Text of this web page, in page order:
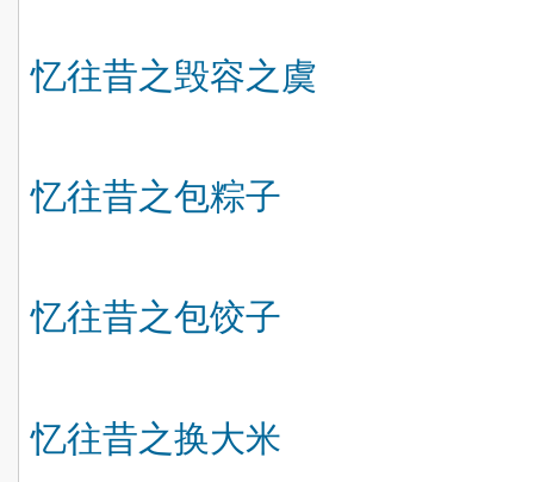
忆往昔之毁容之虞
忆往昔之包粽子
忆往昔之包饺子
忆往昔之换大米